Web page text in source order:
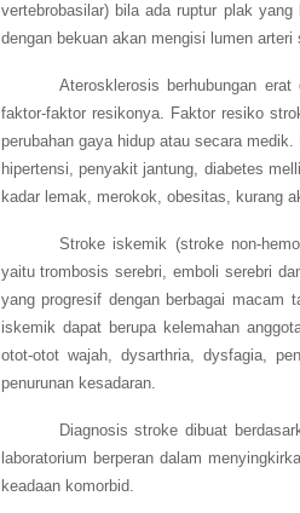
vertebrobasilar) bila ada ruptur plak
dengan bekuan akan mengisi lumen
Aterosklerosis berhubungan
faktor-faktor resikonya. Faktor resiko
perubahan gaya hidup atau secara
hipertensi, penyakit jantung, diabetes
kadar lemak, merokok, obesitas, kurang
Stroke iskemik (stroke non-
yaitu trombosis serebri, emboli serebri
yang progresif dengan berbagai macam
iskemik dapat berupa kelemahan
otot-otot wajah, dysarthria, dysfagia,
penurunan kesadaran.
Diagnosis stroke dibuat
laboratorium berperan dalam
keadaan komorbid.